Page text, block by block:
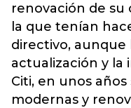
renovación de su
la que tenían
directivo, aunque
actualización y la
Citi, en unos
modernas y